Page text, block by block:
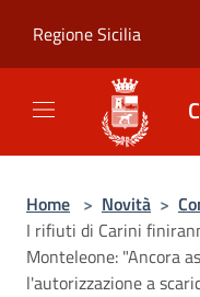
Regione Sicilia
Home > Novità >
I rifiuti di Carini
Monteleone: "Ancora
l'autorizzazione a